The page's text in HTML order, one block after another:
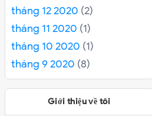
tháng 12 2020 (2)
tháng 11 2020 (1)
tháng 10 2020 (1)
tháng 9 2020 (8)
Giới thiệu về tôi